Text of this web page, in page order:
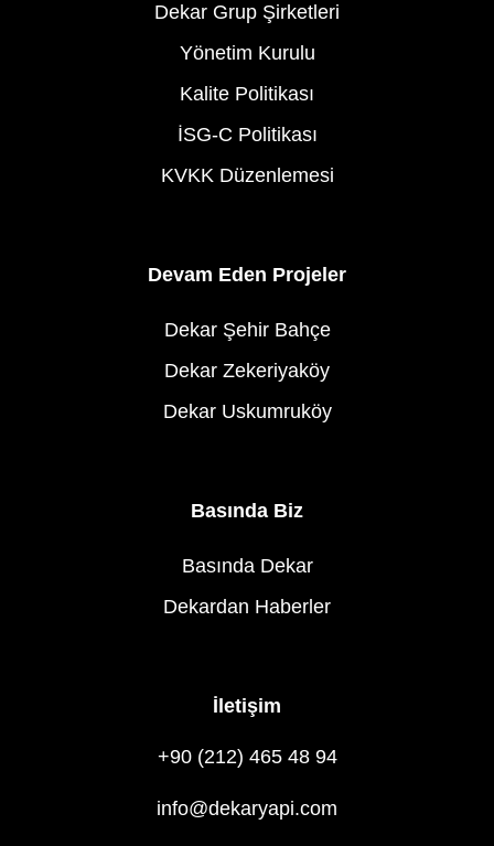
Dekar Grup Şirketleri
Yönetim Kurulu
Kalite Politikası
İSG-C Politikası
KVKK Düzenlemesi
Devam Eden Projeler
Dekar Şehir Bahçe
Dekar Zekeriyaköy
Dekar Uskumruköy
Basında Biz
Basında Dekar
Dekardan Haberler
İletişim
+90 (212) 465 48 94
info@dekaryapi.com